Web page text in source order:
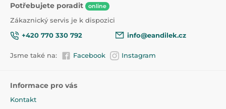
Potřebujete poradit online
Zákaznický servis je k dispozici
+420 770 330 792
info@eandilek.cz
Jsme také na: Facebook Instagram
Informace pro vás
Kontakt